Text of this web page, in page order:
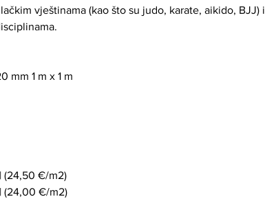
vještinama (kao što su judo, karate, aikido, BJJ) i
mm 1 m x 1 m
(24,50 €/m2)
(24,00 €/m2)